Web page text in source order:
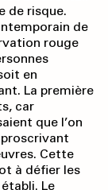
de risque.
de
rouge
en
La première
car
que l’on
Cette
à défier les
Le